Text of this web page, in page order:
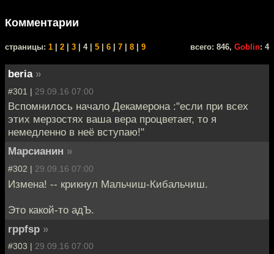
Комментарии
cтраницы: 1 2 3 | 4 | 5 6 7 8 9 всего: 846, Goblin: 4
beria »
#301 | 29.09.16 07:00
Вспомнилось начало Декамерона :"если при всех
этих мерзостях ваша вера процветает, то я
немедленно в неё вступаю!"
Марсианин »
#302 | 29.09.16 07:00
Измена! -- крикнул Мальчиш-Кибальчиш.
Это какой-то адЪ.
rppfsp »
#303 | 29.09.16 07:00